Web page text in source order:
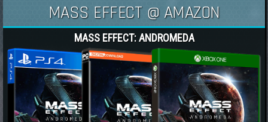
MASS EFFECT @ AMAZON
MASS EFFECT: ANDROMEDA